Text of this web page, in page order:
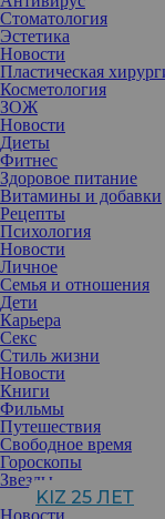
Стоматология
Эстетика
Новости
Пластическая
Косметология
ЗОЖ
Новости
Диеты
Фитнес
Здоровое питание
Витамины и добавки
Рецепты
Психология
Новости
Личное
Семья и отношения
Дети
Карьера
Секс
Стиль жизни
Новости
Книги
Фильмы
Путешествия
Свободное время
Гороскопы
Звезды
KIZ 25 ЛЕТ
Новости
Идеальная
волнует многих. Но
«идеальном»?
Многие люди
«соответствовать
Сексуальные
участники процесса
На длительность
понимать, что секс –
может быть